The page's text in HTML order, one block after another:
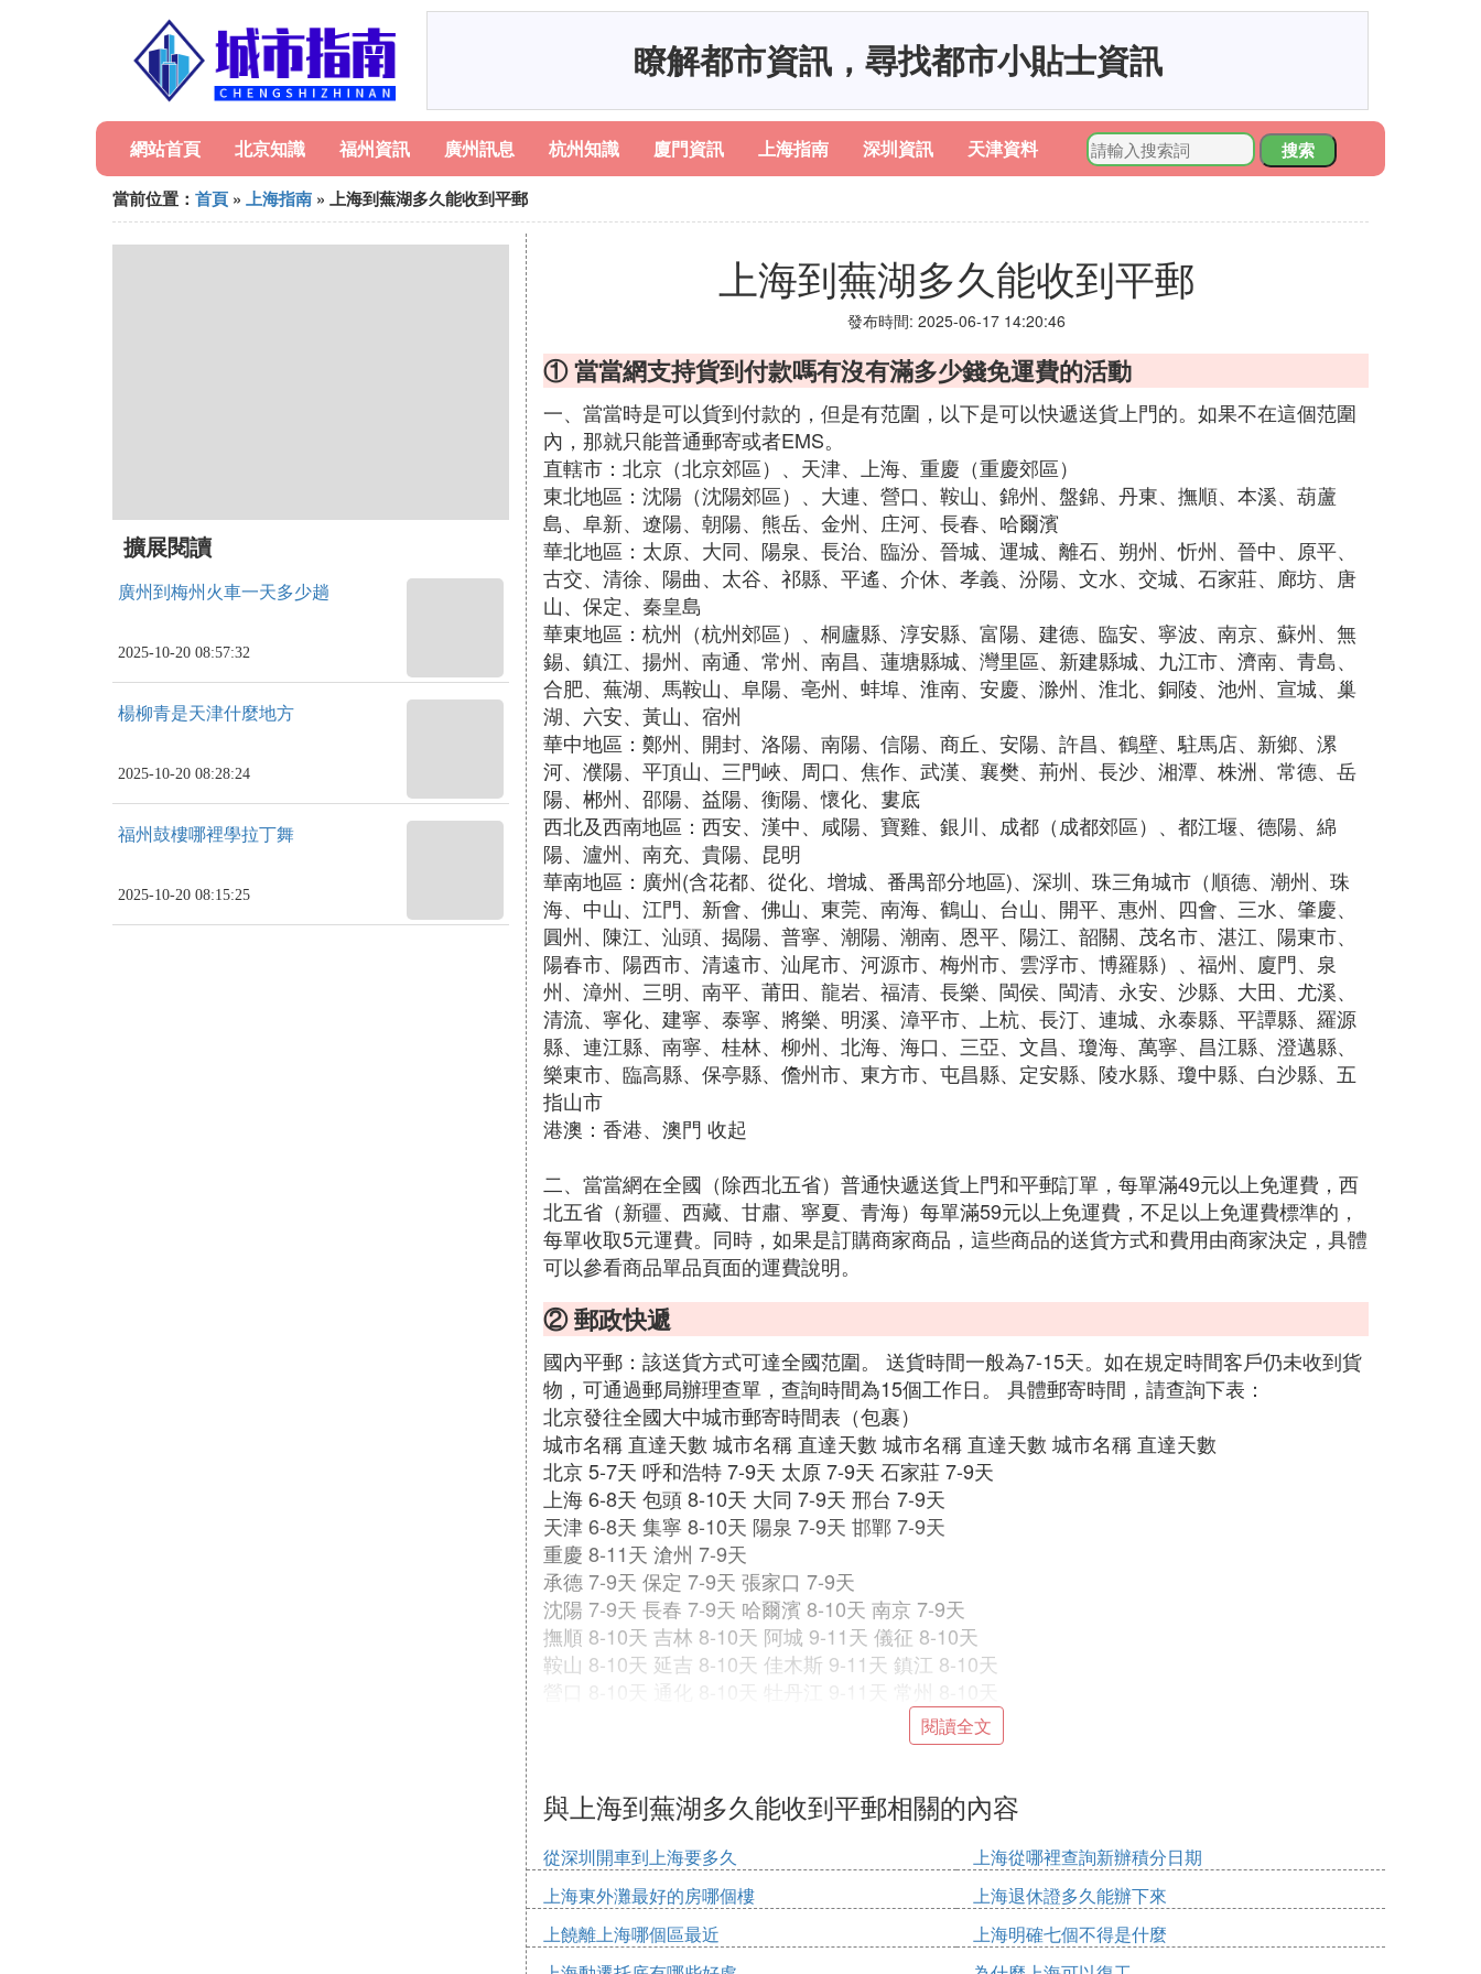
瞭解都市資訊，尋找都市小貼士資訊
網站首頁 北京知識 福州資訊 廣州訊息 杭州知識 廈門資訊 上海指南 深圳資訊 天津資料
搜索
當前位置： 首頁 » 上海指南 » 上海到蕪湖多久能收到平郵
擴展閱讀
廣州到梅州火車一天多少趟
2025-10-20 08:57:32
楊柳青是天津什麼地方
2025-10-20 08:28:24
福州鼓樓哪裡學拉丁舞
2025-10-20 08:15:25
上海到蕪湖多久能收到平郵
發布時間: 2025-06-17 14:20:46
① 當當網支持貨到付款嗎有沒有滿多少錢免運費的活動
一、當當時是可以貨到付款的，但是有范圍，以下是可以快遞送貨上門的。如果不在這個范圍
內，那就只能普通郵寄或者EMS。
直轄市：北京（北京郊區）、天津、上海、重慶（重慶郊區）
東北地區：沈陽（沈陽郊區）、大連、營口、鞍山、錦州、盤錦、丹東、撫順、本溪、葫蘆
島、阜新、遼陽、朝陽、熊岳、金州、庄河、長春、哈爾濱
華北地區：太原、大同、陽泉、長治、臨汾、晉城、運城、離石、朔州、忻州、晉中、原平、
古交、清徐、陽曲、太谷、祁縣、平遙、介休、孝義、汾陽、文水、交城、石家莊、廊坊、唐
山、保定、秦皇島
華東地區：杭州（杭州郊區）、桐廬縣、淳安縣、富陽、建德、臨安、寧波、南京、蘇州、無
錫、鎮江、揚州、南通、常州、南昌、蓮塘縣城、灣里區、新建縣城、九江市、濟南、青島、
合肥、蕪湖、馬鞍山、阜陽、亳州、蚌埠、淮南、安慶、滁州、淮北、銅陵、池州、宣城、巢
湖、六安、黃山、宿州
華中地區：鄭州、開封、洛陽、南陽、信陽、商丘、安陽、許昌、鶴壁、駐馬店、新鄉、漯
河、濮陽、平頂山、三門峽、周口、焦作、武漢、襄樊、荊州、長沙、湘潭、株洲、常德、岳
陽、郴州、邵陽、益陽、衡陽、懷化、婁底
西北及西南地區：西安、漢中、咸陽、寶雞、銀川、成都（成都郊區）、都江堰、德陽、綿
陽、瀘州、南充、貴陽、昆明
華南地區：廣州(含花都、從化、增城、番禺部分地區)、深圳、珠三角城市（順德、潮州、珠
海、中山、江門、新會、佛山、東莞、南海、鶴山、台山、開平、惠州、四會、三水、肇慶、
圓州、陳江、汕頭、揭陽、普寧、潮陽、潮南、恩平、陽江、韶關、茂名市、湛江、陽東市、
陽春市、陽西市、清遠市、汕尾市、河源市、梅州市、雲浮市、博羅縣）、福州、廈門、泉
州、漳州、三明、南平、莆田、龍岩、福清、長樂、閩侯、閩清、永安、沙縣、大田、尤溪、
清流、寧化、建寧、泰寧、將樂、明溪、漳平市、上杭、長汀、連城、永泰縣、平譚縣、羅源
縣、連江縣、南寧、桂林、柳州、北海、海口、三亞、文昌、瓊海、萬寧、昌江縣、澄邁縣、
樂東市、臨高縣、保亭縣、儋州市、東方市、屯昌縣、定安縣、陵水縣、瓊中縣、白沙縣、五
指山市
港澳：香港、澳門 收起
二、當當網在全國（除西北五省）普通快遞送貨上門和平郵訂單，每單滿49元以上免運費，西
北五省（新疆、西藏、甘肅、寧夏、青海）每單滿59元以上免運費，不足以上免運費標準的，
每單收取5元運費。同時，如果是訂購商家商品，這些商品的送貨方式和費用由商家決定，具體
可以參看商品單品頁面的運費說明。
② 郵政快遞
國內平郵：該送貨方式可達全國范圍。 送貨時間一般為7-15天。如在規定時間客戶仍未收到貨
物，可通過郵局辦理查單，查詢時間為15個工作日。 具體郵寄時間，請查詢下表：
北京發往全國大中城市郵寄時間表（包裹）
城市名稱 直達天數 城市名稱 直達天數 城市名稱 直達天數 城市名稱 直達天數
北京 5-7天 呼和浩特 7-9天 太原 7-9天 石家莊 7-9天
上海 6-8天 包頭 8-10天 大同 7-9天 邢台 7-9天
天津 6-8天 集寧 8-10天 陽泉 7-9天 邯鄲 7-9天
重慶 8-11天 滄州 7-9天
承德 7-9天 保定 7-9天 張家口 7-9天
沈陽 7-9天 長春 7-9天 哈爾濱 8-10天 南京 7-9天
撫順 8-10天 吉林 8-10天 阿城 9-11天 儀征 8-10天
鞍山 8-10天 延吉 8-10天 佳木斯 9-11天 鎮江 8-10天
營口 8-10天 通化 8-10天 牡丹江 9-11天 常州 8-10天
錦州 8-10天 連雲港 8-10天 鹽城 8-10天 泰州 8-10天
合肥 7-9天 濟南 7-9天 杭州 7-9天 南昌 7-9天
蚌埠 8-10天 德州 8-10天 紹興 8-10天 九江 8-10天
淮北 8-10天 淄博 8-10天 湖州 8-10天 景德鎮 8-10天
淮南 8-10天 煙台 8-10天 寧波 8-10天 上饒 8-10天
蕪湖 8-10天 青島 8-10天 義烏 8-10天 鷹潭 8-10天
馬鞍山 8-10天 泰安 8-10天 溫州 8-10天 井岡山 8-10天
閱讀全文
與上海到蕪湖多久能收到平郵相關的內容
從深圳開車到上海要多久
上海從哪裡查詢新辦積分日期
上海東外灘最好的房哪個樓
上海退休證多久能辦下來
上饒離上海哪個區最近
上海明確七個不得是什麼